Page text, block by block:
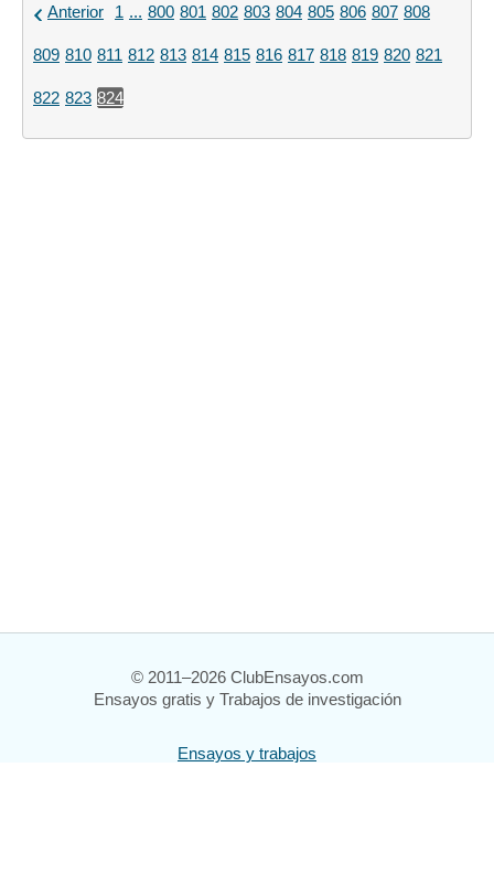
Anterior 1 ... 800 801 802 803 804 805 806 807 808
809 810 811 812 813 814 815 816 817 818 819 820 821
822 823 824
© 2011–2026 ClubEnsayos.com
Ensayos gratis y Trabajos de investigación
Ensayos y trabajos